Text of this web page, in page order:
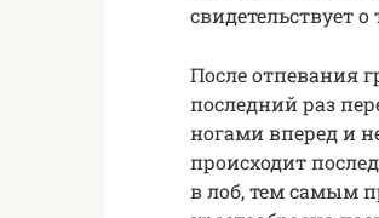
свидетельствует
После отпевания
последний раз
ногами вперед и
происходит
в лоб, тем самым